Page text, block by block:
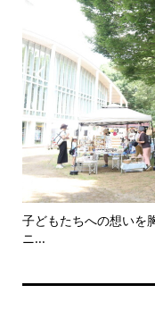

子どもたちへの想いを
ニ...